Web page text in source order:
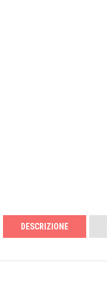
DESCRIZIONE